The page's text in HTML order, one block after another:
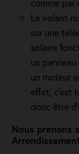
comme par
Le volant
sur une
solaire
un
un moteur
effet, c'est
donc être
Nous prenons